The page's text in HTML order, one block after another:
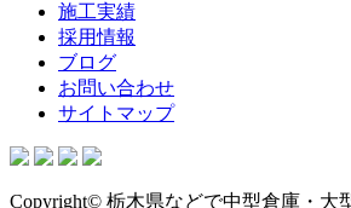
施工実績
採用情報
ブログ
お問い合わせ
サイトマップ
Copyright© 栃木県などで中型倉庫・大